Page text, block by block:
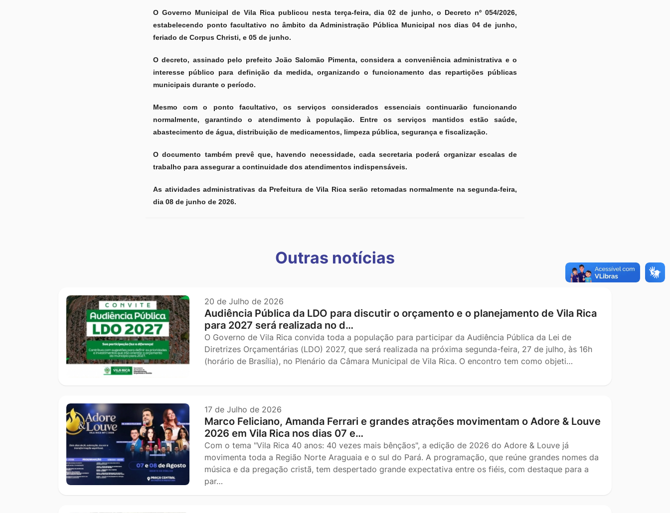
O Governo Municipal de Vila Rica publicou nesta terça-feira, dia 02 de junho, o Decreto nº 054/2026,
estabelecendo ponto facultativo no âmbito da Administração Pública Municipal nos dias 04 de junho,
feriado de Corpus Christi, e 05 de junho.
O decreto, assinado pelo prefeito João Salomão Pimenta, considera a conveniência administrativa e o
interesse público para definição da medida, organizando o funcionamento das repartições públicas
municipais durante o período.
Mesmo com o ponto facultativo, os serviços considerados essenciais continuarão funcionando
normalmente, garantindo o atendimento à população. Entre os serviços mantidos estão saúde,
abastecimento de água, distribuição de medicamentos, limpeza pública, segurança e fiscalização.
O documento também prevê que, havendo necessidade, cada secretaria poderá organizar escalas de
trabalho para assegurar a continuidade dos atendimentos indispensáveis.
As atividades administrativas da Prefeitura de Vila Rica serão retomadas normalmente na segunda-feira,
dia 08 de junho de 2026.
Outras notícias
20 de Julho de 2026
Audiência Pública da LDO para discutir o orçamento e o planejamento de Vila Rica
para 2027 será realizada no d…
O Governo de Vila Rica convida toda a população para participar da Audiência Pública da Lei de
Diretrizes Orçamentárias (LDO) 2027, que será realizada na próxima segunda-feira, 27 de julho, às 16h
(horário de Brasília), no Plenário da Câmara Municipal de Vila Rica. O encontro tem como objeti…
17 de Julho de 2026
Marco Feliciano, Amanda Ferrari e grandes atrações movimentam o Adore & Louve
2026 em Vila Rica nos dias 07 e…
Com o tema "Vila Rica 40 anos: 40 vezes mais bênçãos", a edição de 2026 do Adore & Louve já
movimenta toda a Região Norte Araguaia e o sul do Pará. A programação, que reúne grandes nomes da
música e da pregação cristã, tem despertado grande expectativa entre os fiéis, com destaque para a
par…